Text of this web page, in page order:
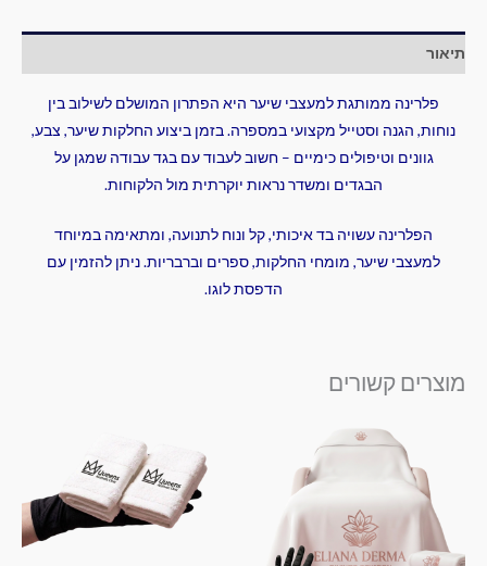
תיאור
פלרינה ממותגת למעצבי שיער היא הפתרון המושלם לשילוב בין
נוחות, הגנה וסטייל מקצועי במספרה. בזמן ביצוע החלקות שיער, צבע,
גוונים וטיפולים כימיים – חשוב לעבוד עם בגד עבודה שמגן על
הבגדים ומשדר נראות יוקרתית מול הלקוחות.
הפלרינה עשויה בד איכותי, קל ונוח לתנועה, ומתאימה במיוחד
למעצבי שיער, מומחי החלקות, ספרים וברבריות. ניתן להזמין עם
הדפסת לוגו.
מוצרים קשורים